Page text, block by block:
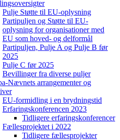
Pulje Støtte til EU-oplysning
Partipuljen og Støtte til EU-
oplysning for organisationer med
EU som hoved- og delformål
Partipuljen, Pulje A og Pulje B før
2025
Pulje C før 2025
Bevillinger fra diverse puljer
Nævnets arrangementer og
EU-formidling i en brydningstid
Erfaringskonferencen 2023
Tidligere erfaringskonferencer
Fællesprojektet i 2022
Tidligere fællesprojekter